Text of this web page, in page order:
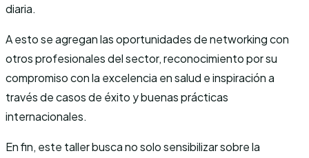
diaria.
A esto se agregan las oportunidades de networking con
otros profesionales del sector, reconocimiento por su
compromiso con la excelencia en salud e inspiración a
través de casos de éxito y buenas prácticas
internacionales.
En fin, este taller busca no solo sensibilizar sobre la